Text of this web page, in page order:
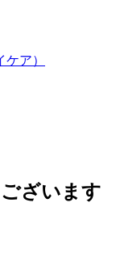
ア）
ざいます